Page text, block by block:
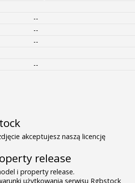
--
--
--
--
akceptujesz naszą licencję
release
i property release.
użytkowania serwisu Rgbstock